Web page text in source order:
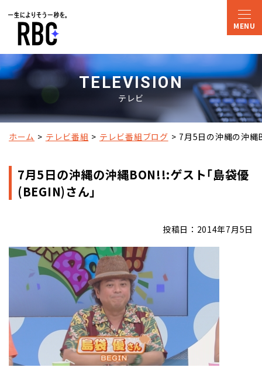
TELEVISION
テレビ
ホーム テレビ番組 テレビ番組ブログ 7月5日の沖縄の沖
7月5日の沖縄の沖縄BON!!:ゲスト｢島袋優
(BEGIN)さん｣
投稿日：2014年7月5日